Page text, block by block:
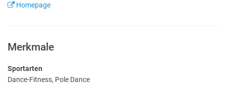
Homepage
Merkmale
Sportarten
Dance-Fitness, Pole Dance